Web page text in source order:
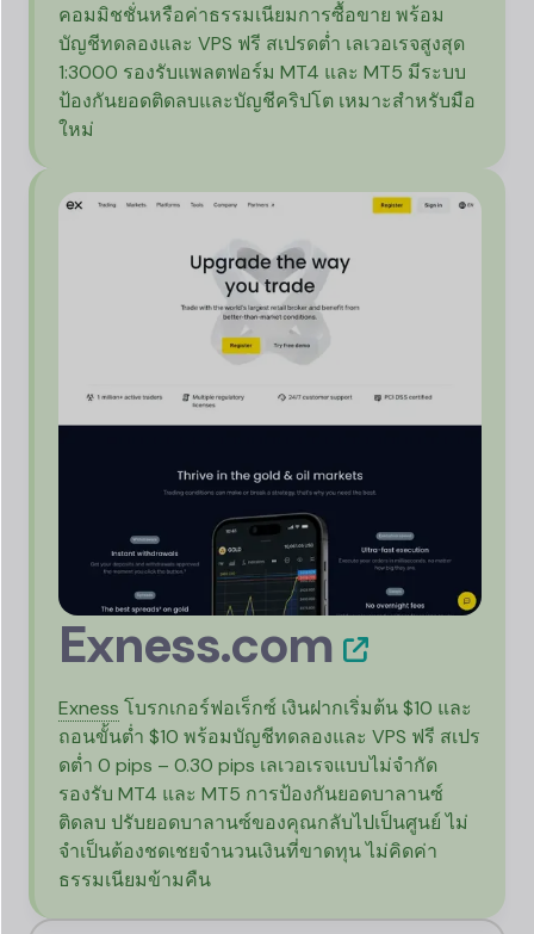
คอมมิชชั่นหรือค่าธรรมเนียมการซื้อขาย พร้อม
บัญชีทดลองและ VPS ฟรี สเปรดต่ำ เลเวอเรจสูงสุด
1:3000 รองรับแพลตฟอร์ม MT4 และ MT5 มีระบบ
ป้องกันยอดติดลบและบัญชีคริปโต เหมาะสำหรับมือ
ใหม่
Exness.com
Exness โบรกเกอร์ฟอเร็กซ์ เงินฝากเริ่มต้น $10 และ
ถอนขั้นต่ำ $10 พร้อมบัญชีทดลองและ VPS ฟรี สเปร
ดต่ำ 0 pips – 0.30 pips เลเวอเรจแบบไม่จำกัด
รองรับ MT4 และ MT5 การป้องกันยอดบาลานซ์
ติดลบ ปรับยอดบาลานซ์ของคุณกลับไปเป็นศูนย์ ไม่
จำเป็นต้องชดเชยจำนวนเงินที่ขาดทุน ไม่คิดค่า
ธรรมเนียมข้ามคืน